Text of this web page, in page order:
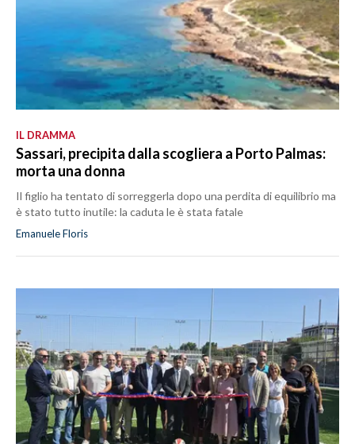
IL DRAMMA
Sassari, precipita dalla scogliera a Porto Palmas:
morta una donna
Il figlio ha tentato di sorreggerla dopo una perdita di equilibrio ma
è stato tutto inutile: la caduta le è stata fatale
Emanuele Floris